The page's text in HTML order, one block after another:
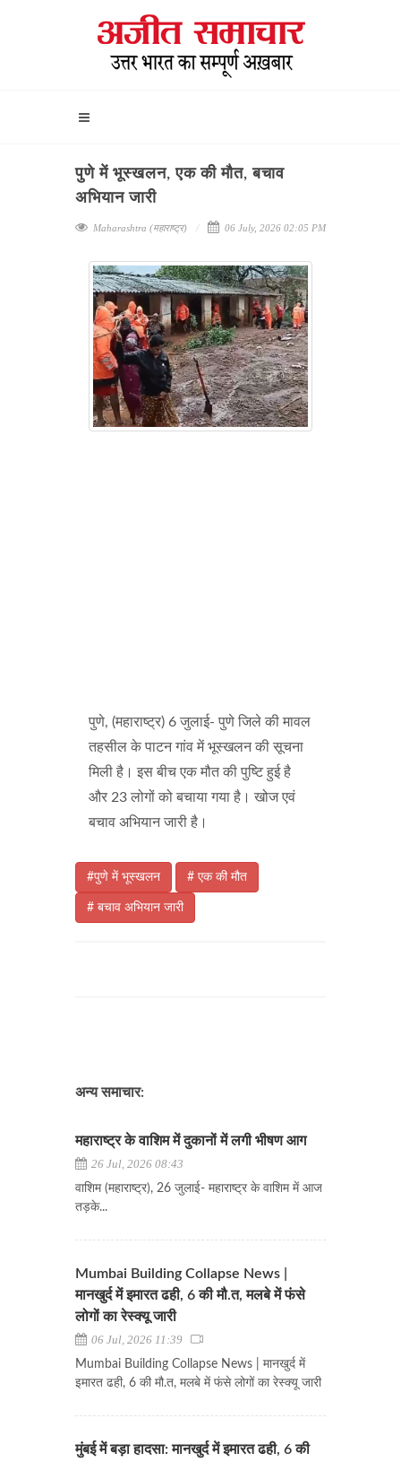
पुणे में भूस्खलन, एक की मौत, बचाव
अभियान जारी
Maharashtra (महाराष्ट्र) 06 July, 2026 02:05 PM
पुणे, (महाराष्ट्र) 6 जुलाई- पुणे जिले की मावल
तहसील के पाटन गांव में भूस्खलन की सूचना
मिली है। इस बीच एक मौत की पुष्टि हुई है
और 23 लोगों को बचाया गया है। खोज एवं
बचाव अभियान जारी है।
#पुणे में भूस्खलन # एक की मौत
# बचाव अभियान जारी
अन्य समाचार:
महाराष्ट्र के वाशिम में दुकानों में लगी भीषण आग
26 Jul, 2026 08:43
वाशिम (महाराष्ट्र), 26 जुलाई- महाराष्ट्र के वाशिम में आज
तड़के...
Mumbai Building Collapse News |
मानखुर्द में इमारत ढही, 6 की मौ.त, मलबे में फंसे
लोगों का रेस्क्यू जारी
06 Jul, 2026 11:39
Mumbai Building Collapse News | मानखुर्द में
इमारत ढही, 6 की मौ.त, मलबे में फंसे लोगों का रेस्क्यू जारी
मुंबई में बड़ा हादसा: मानखुर्द में इमारत ढही, 6 की